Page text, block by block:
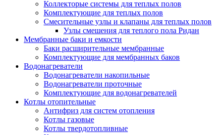
Коллекторые системы для теплых полов
Комплектующие для теплых полов
Смесительные узлы и клапаны для теплых полов
Узлы смешения для теплого пола Ридан
Мембранные баки и емкости
Баки расширительные мембранные
Комплектующие для мембранных баков
Водонагреватели
Водонагреватели накопильные
Водонагреватели проточные
Комплектующие для водонагревателей
Котлы отопительные
Антифриз для систем отопления
Котлы газовые
Котлы твердотопливные